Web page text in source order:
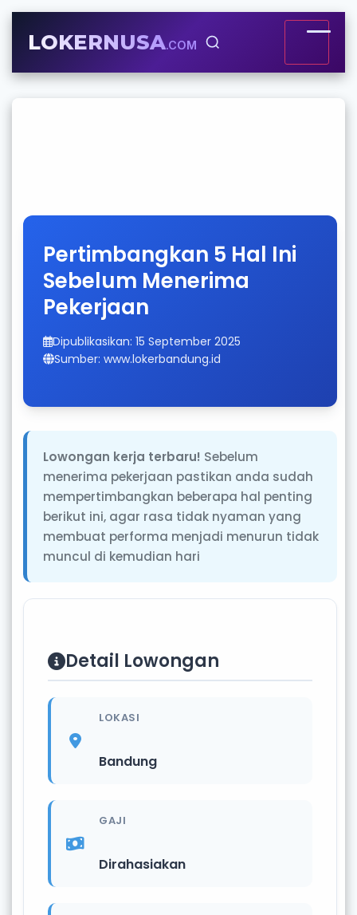
LOKERNUSA.COM
Pertimbangkan 5 Hal Ini
Sebelum Menerima
Pekerjaan
Dipublikasikan: 15 September 2025
Sumber: www.lokerbandung.id
Lowongan kerja terbaru! Sebelum
menerima pekerjaan pastikan anda sudah
mempertimbangkan beberapa hal penting
berikut ini, agar rasa tidak nyaman yang
membuat performa menjadi menurun tidak
muncul di kemudian hari
Detail Lowongan
LOKASI
Bandung
GAJI
Dirahasiakan